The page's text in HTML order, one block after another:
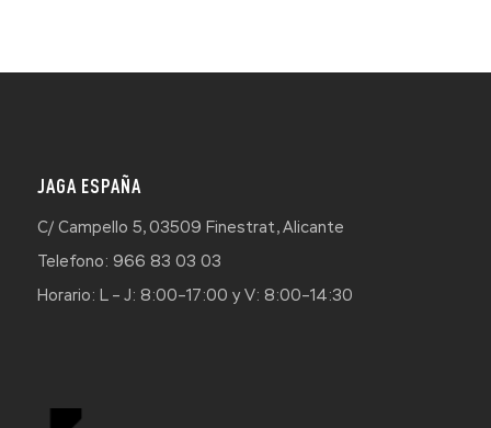
JAGA ESPAÑA
C/ Campello 5, 03509 Finestrat, Alicante
Telefono: 966 83 03 03
Horario: L – J: 8:00–17:00 y V: 8:00–14:30